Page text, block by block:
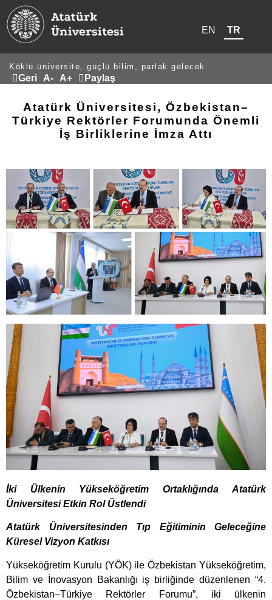
EN TR
Köklü üniversite, güçlü bilim, parlak gelecek.
Geri A- A+ Paylaş
Atatürk Üniversitesi, Özbekistan–
Türkiye Rektörler Forumunda Önemli
İş Birliklerine İmza Attı
İki Ülkenin Yükseköğretim Ortaklığında Atatürk
Üniversitesi Etkin Rol Üstlendi
Atatürk Üniversitesinden Tıp Eğitiminin Geleceğine
Küresel Vizyon Katkısı
Yükseköğretim Kurulu (YÖK) ile Özbekistan Yükseköğretim,
Bilim ve İnovasyon Bakanlığı iş birliğinde düzenlenen “4.
Özbekistan–Türkiye Rektörler Forumu”, iki ülkenin